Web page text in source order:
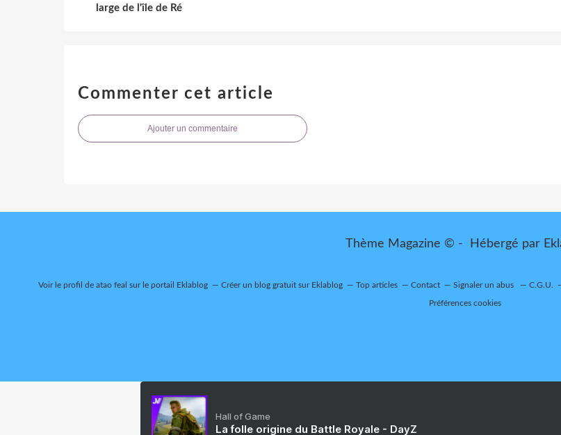
large de l'île de Ré
Commenter cet article
Ajouter un commentaire
Thème Magazine © - Hébergé par
Voir le profil de atao feal sur le portail Eklablog Créer un blog gratuit sur Eklablog Top articles Contact Signaler un abus C.G.U.
Préférences cookies
Hall of Game
La folle origine du Battle Royale - DayZ